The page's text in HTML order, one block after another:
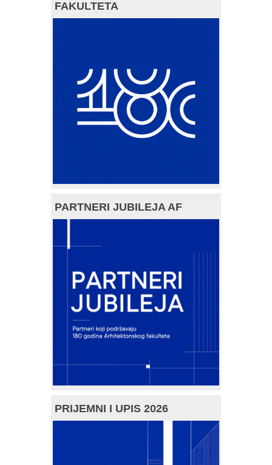
FAKULTETA
PARTNERI JUBILEJA AF
PRIJEMNI I UPIS 2026